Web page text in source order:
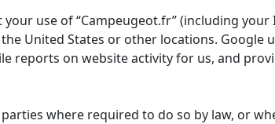
use of “Campeugeot.fr” (including your
United States or other locations. Google
reports on website activity for us, and
where required to do so by law, or